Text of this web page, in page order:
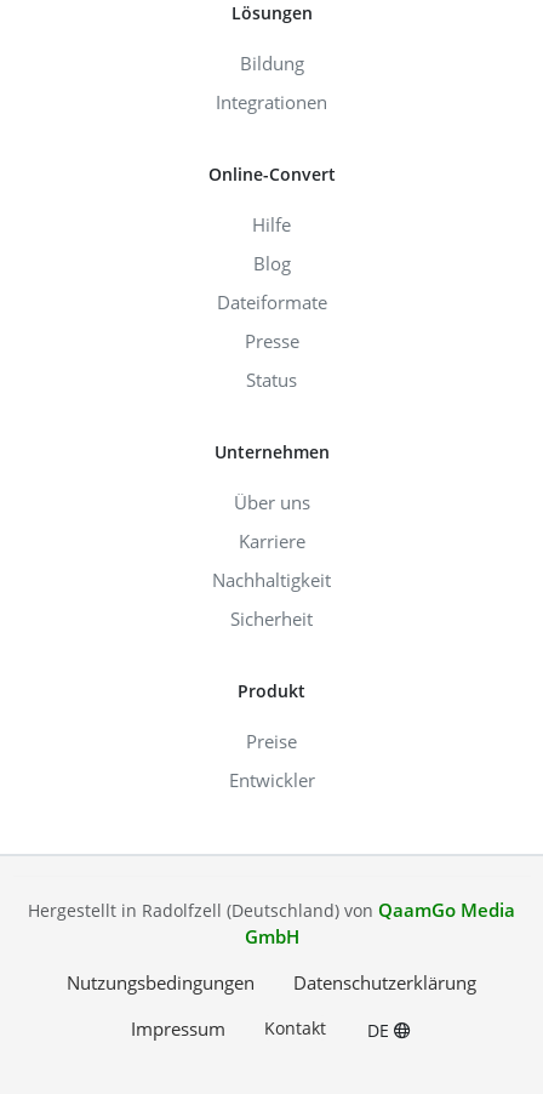
Lösungen
Bildung
Integrationen
Online-Convert
Hilfe
Blog
Dateiformate
Presse
Status
Unternehmen
Über uns
Karriere
Nachhaltigkeit
Sicherheit
Produkt
Preise
Entwickler
Hergestellt in Radolfzell (Deutschland) von QaamGo Media
GmbH
Nutzungsbedingungen
Datenschutzerklärung
Impressum
Kontakt DE